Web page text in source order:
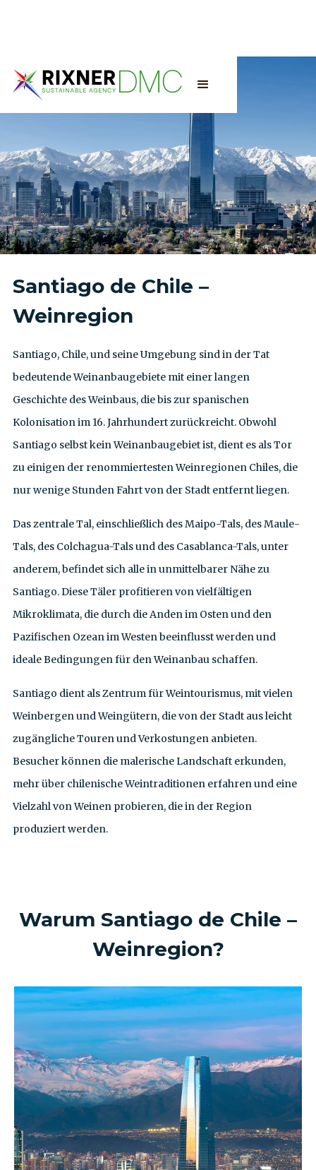
Santiago de Chile –
Weinregion
Santiago, Chile, und seine Umgebung sind in der Tat
bedeutende Weinanbaugebiete mit einer langen
Geschichte des Weinbaus, die bis zur spanischen
Kolonisation im 16. Jahrhundert zurückreicht. Obwohl
Santiago selbst kein Weinanbaugebiet ist, dient es als Tor
zu einigen der renommiertesten Weinregionen Chiles, die
nur wenige Stunden Fahrt von der Stadt entfernt liegen.
Das zentrale Tal, einschließlich des Maipo-Tals, des Maule-
Tals, des Colchagua-Tals und des Casablanca-Tals, unter
anderem, befindet sich alle in unmittelbarer Nähe zu
Santiago. Diese Täler profitieren von vielfältigen
Mikroklimata, die durch die Anden im Osten und den
Pazifischen Ozean im Westen beeinflusst werden und
ideale Bedingungen für den Weinanbau schaffen.
Santiago dient als Zentrum für Weintourismus, mit vielen
Weinbergen und Weingütern, die von der Stadt aus leicht
zugängliche Touren und Verkostungen anbieten.
Besucher können die malerische Landschaft erkunden,
mehr über chilenische Weintraditionen erfahren und eine
Vielzahl von Weinen probieren, die in der Region
produziert werden.
Warum Santiago de Chile –
Weinregion?